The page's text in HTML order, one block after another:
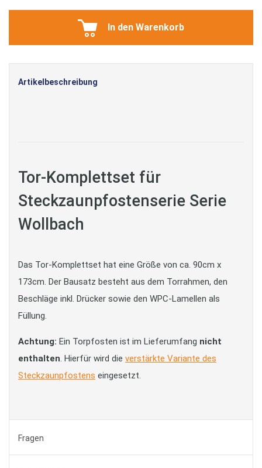
In den Warenkorb
Artikelbeschreibung
Tor-Komplettset für
Steckzaunpfostenserie Serie
Wollbach
Das Tor-Komplettset hat eine Größe von ca. 90cm x
173cm. Der Bausatz besteht aus dem Torrahmen, den
Beschläge inkl. Drücker sowie den WPC-Lamellen als
Füllung.
Achtung: Ein Torpfosten ist im Lieferumfang nicht
enthalten. Hierfür wird die verstärkte Variante des
Steckzaunpfostens eingesetzt.
Fragen